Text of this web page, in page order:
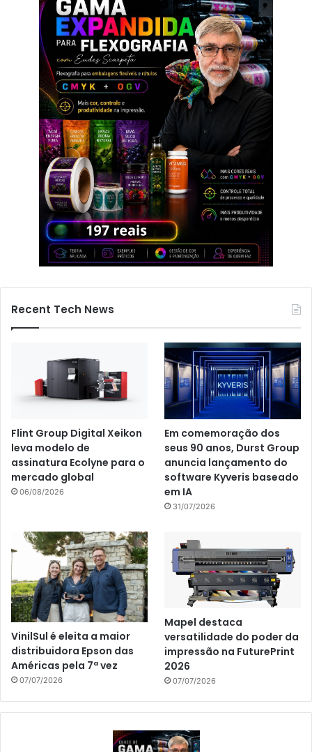
Recent Tech News
Flint Group Digital Xeikon
leva modelo de
assinatura Ecolyne para o
mercado global
06/08/2026
Em comemoração dos
seus 90 anos, Durst Group
anuncia lançamento do
software Kyveris baseado
em IA
31/07/2026
VinilSul é eleita a maior
distribuidora Epson das
Américas pela 7ª vez
07/07/2026
Mapel destaca
versatilidade do poder da
impressão na FuturePrint
2026
07/07/2026